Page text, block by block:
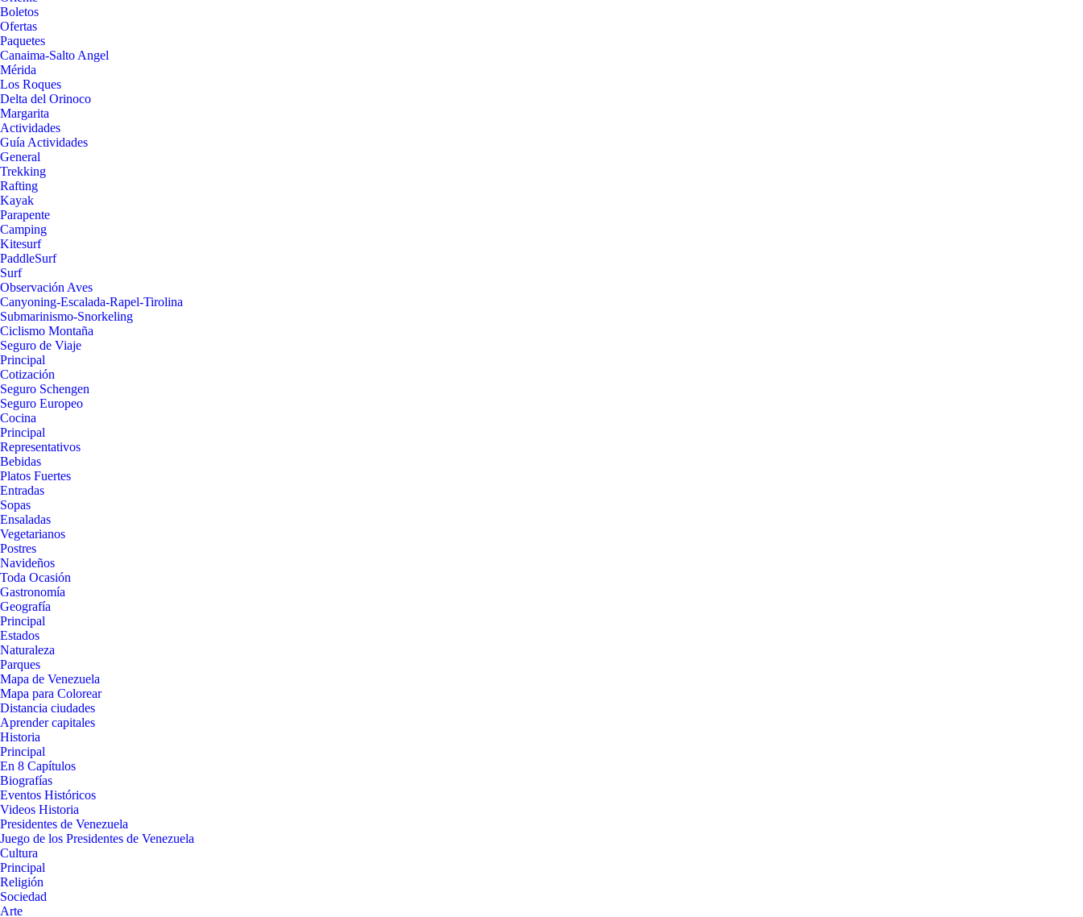
Boletos
Ofertas
Paquetes
Canaima-Salto Angel
Mérida
Los Roques
Delta del Orinoco
Margarita
Actividades
Guía Actividades
General
Trekking
Rafting
Kayak
Parapente
Camping
Kitesurf
PaddleSurf
Surf
Observación Aves
Canyoning-Escalada-Rapel-Tirolina
Submarinismo-Snorkeling
Ciclismo Montaña
Seguro de Viaje
Principal
Cotización
Seguro Schengen
Seguro Europeo
Cocina
Principal
Representativos
Bebidas
Platos Fuertes
Entradas
Sopas
Ensaladas
Vegetarianos
Postres
Navideños
Toda Ocasión
Gastronomía
Geografía
Principal
Estados
Naturaleza
Parques
Mapa de Venezuela
Mapa para Colorear
Distancia ciudades
Aprender capitales
Historia
Principal
En 8 Capítulos
Biografías
Eventos Históricos
Videos Historia
Presidentes de Venezuela
Juego de los Presidentes de Venezuela
Cultura
Principal
Religión
Sociedad
Arte